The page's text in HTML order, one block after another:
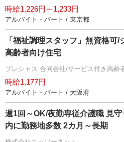
時給1,226円～1,233円
アルバイト・パート / 東京都
「福祉調理スタッフ」無資格可
高齢者向け住宅
プレシャス 合同会社/サービス付き高齢
時給1,177円
アルバイト・パート / 大阪府
週1回～OK/夜勤専従介護職 見
内に勤務地多数 2カ月～長期